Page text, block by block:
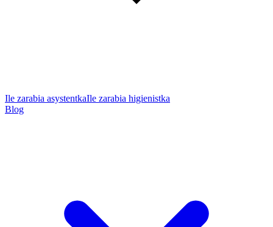
Ile zarabia asystentkaIle zarabia higienistka
Blog